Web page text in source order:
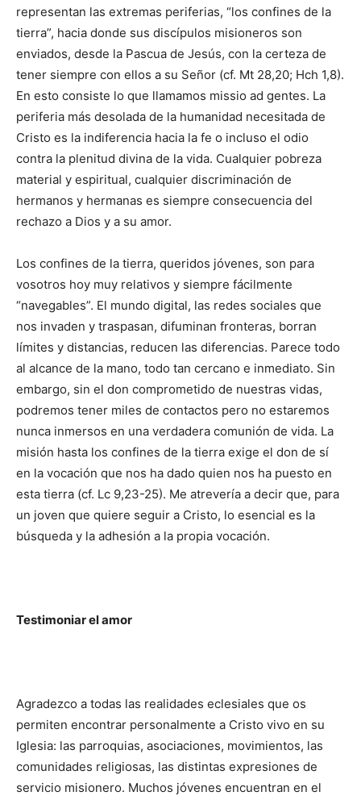
representan las extremas periferias, “los confines de la
tierra”, hacia donde sus discípulos mi­sioneros son
enviados, des­de la Pascua de Jesús, con la certeza de
tener siempre con ellos a su Señor (cf. Mt 28,20; Hch 1,8).
En esto consiste lo que llamamos missio ad gentes. La
peri­feria más desolada de la humanidad necesitada de
Cristo es la indiferencia hacia la fe o incluso el odio
contra la plenitud divina de la vida. Cualquier pobreza
material y espiritual, cual­quier discriminación de
hermanos y hermanas es siempre consecuencia del
rechazo a Dios y a su amor.
Los confines de la tie­rra, queridos jóvenes, son para
vosotros hoy muy re­lativos y siempre fácilmente
“navegables”. El mundo digital, las redes sociales que
nos invaden y traspasan, difuminan fronteras, borran
límites y distancias, reducen las dife­rencias. Parece todo
al alcance de la mano, todo tan cercano e inmediato. Sin
embargo, sin el don comprometido de nuestras vidas,
podremos tener miles de contactos pero no estaremos
nunca inmersos en una verdadera comunión de vida. La
misión hasta los confines de la tierra exige el don de sí
en la vocación que nos ha dado quien nos ha puesto en
esta tierra (cf. Lc 9,23-25). Me atrevería a decir que, para
un joven que quiere seguir a Cristo, lo esencial es la
búsqueda y la adhesión a la propia vocación.
Testimoniar el amor
Agradezco a todas las realidades eclesiales que os
permiten encontrar personalmente a Cristo vivo en su
Iglesia: las parroquias, asociaciones, movi­mientos, las
comunidades religiosas, las distintas ex­presiones de
servicio mi­sionero. Muchos jóvenes encuentran en el